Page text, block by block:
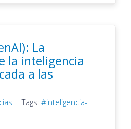
La
la inteligencia
a las
| Tags:
inteligencia-